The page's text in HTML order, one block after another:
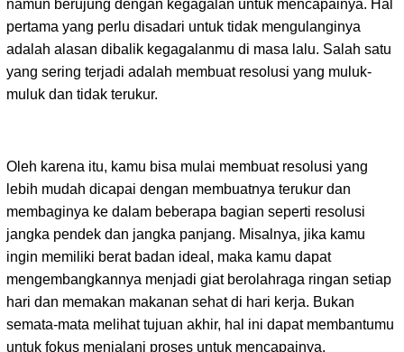
namun berujung dengan kegagalan untuk mencapainya. Hal
pertama yang perlu disadari untuk tidak mengulanginya
adalah alasan dibalik kegagalanmu di masa lalu. Salah satu
yang sering terjadi adalah membuat resolusi yang muluk-
muluk dan tidak terukur.
Oleh karena itu, kamu bisa mulai membuat resolusi yang
lebih mudah dicapai dengan membuatnya terukur dan
membaginya ke dalam beberapa bagian seperti resolusi
jangka pendek dan jangka panjang. Misalnya, jika kamu
ingin memiliki berat badan ideal, maka kamu dapat
mengembangkannya menjadi giat berolahraga ringan setiap
hari dan memakan makanan sehat di hari kerja. Bukan
semata-mata melihat tujuan akhir, hal ini dapat membantumu
untuk fokus menjalani proses untuk mencapainya.